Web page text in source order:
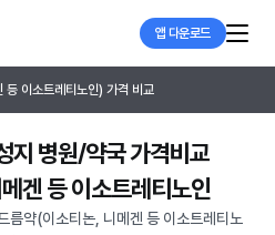
앱 다운로드
등 이소트레티노인) 가격 비교
지 병원/약국 가격비교
겐 등 이소트레티노인
름약(이소티논, 니메겐 등 이소트레티노